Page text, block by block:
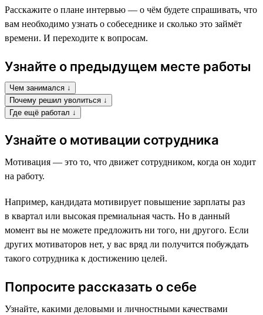
Расскажите о плане интервью — о чём будете спрашивать, что
вам необходимо узнать о собеседнике и сколько это займёт
времени. И переходите к вопросам.
Узнайте о предыдущем месте работы
Чем занимался ↓
Почему решил уволиться ↓
Где ещё работал ↓
Узнайте о мотивации сотрудника
Мотивация — это то, что движет сотрудником, когда он ходит
на работу.
Например, кандидата мотивирует повышение зарплаты раз
в квартал или высокая премиальная часть. Но в данный
момент вы не можете предложить ни того, ни другого. Если
других мотиваторов нет, у вас вряд ли получится побуждать
такого сотрудника к достижению целей.
Попросите рассказать о себе
Узнайте, какими деловыми и личностными качествами